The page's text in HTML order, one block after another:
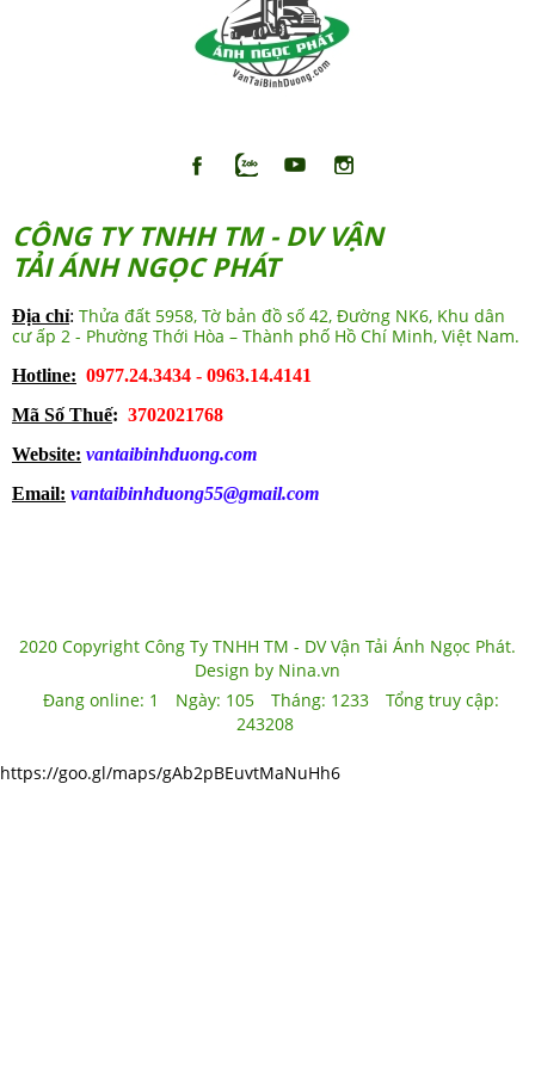
CÔNG TY TNHH TM - DV VẬN
TẢI ÁNH NGỌC PHÁT
Địa chỉ: Thửa đất 5958, Tờ bản đồ số 42, Đường NK6, Khu dân
cư ấp 2 - Phường Thới Hòa – Thành phố Hồ Chí Minh, Việt Nam.
Hotline: 0977.24.3434 - 0963.14.4141
Mã Số Thuế: 3702021768
Website: vantaibinhduong.com
Email: vantaibinhduong55@gmail.com
2020 Copyright Công Ty TNHH TM - DV Vận Tải Ánh Ngọc Phát.
Design by Nina.vn
Đang online: 1 Ngày: 105 Tháng: 1233
Tổng truy cập:
243208
https://goo.gl/maps/gAb2pBEuvtMaNuHh6